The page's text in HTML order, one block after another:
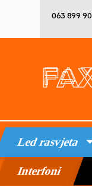
063 899
Led rasvjeta
Interfoni